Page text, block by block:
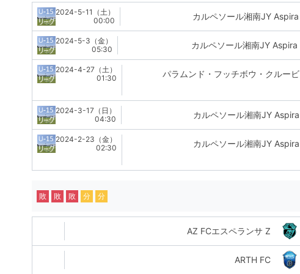
2024-5-11（土）
00:00
カルペソール湘南JY Aspira
2024-5-3（金）
05:30
カルペソール湘南JY Aspira
2024-4-27（土）
01:30
パラムンド・フッチボウ・クルービ
2024-3-17（日）
04:30
カルペソール湘南JY Aspira
2024-2-23（金）
02:30
カルペソール湘南JY Aspira
敗 敗 敗 分 分
AZ FCエスペランサ Z
ARTH FC